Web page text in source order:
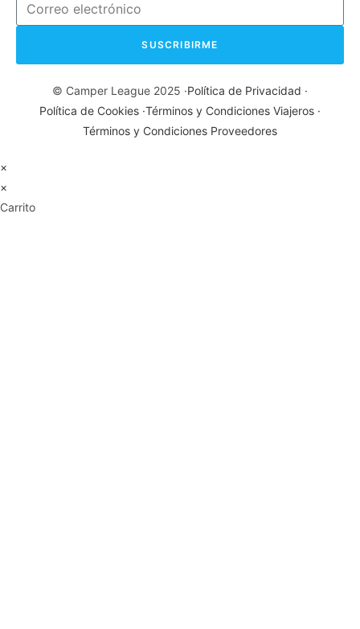
SUSCRIBIRME
© Camper League 2025 ·Política de Privacidad ·
Política de Cookies ·Términos y Condiciones Viajeros ·
Términos y Condiciones Proveedores
×
×
Carrito